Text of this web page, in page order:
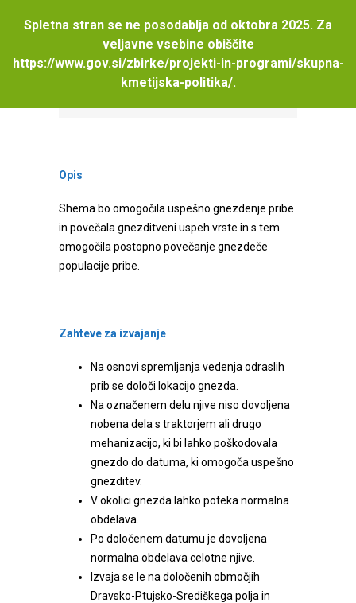
Spletna stran se ne posodablja od oktobra 2025. Za
veljavne vsebine obiščite
https://www.gov.si/zbirke/projekti-in-programi/skupna-
kmetijska-politika/.
INP08.09 Varstvo gnezd pribe (Vanellus
Opis
Shema bo omogočila uspešno gnezdenje pribe
in povečala gnezditveni uspeh vrste in s tem
omogočila postopno povečanje gnezdeče
populacije pribe.
Zahteve za izvajanje
Na osnovi spremljanja vedenja odraslih
prib se določi lokacijo gnezda.
Na označenem delu njive niso dovoljena
nobena dela s traktorjem ali drugo
mehanizacijo, ki bi lahko poškodovala
gnezdo do datuma, ki omogoča uspešno
gnezditev.
V okolici gnezda lahko poteka normalna
obdelava.
Po določenem datumu je dovoljena
normalna obdelava celotne njive.
Izvaja se le na določenih območjih
Dravsko-Ptujsko-Središkega polja in